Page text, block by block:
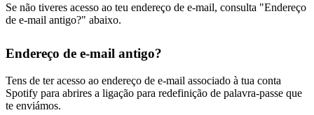
Se não tiveres acesso ao teu endereço de e-mail, consulta "Endereço
de e-mail antigo?" abaixo.
Endereço de e-mail antigo?
Tens de ter acesso ao endereço de e-mail associado à tua conta
Spotify para abrires a ligação para redefinição de palavra-passe que
te enviámos.